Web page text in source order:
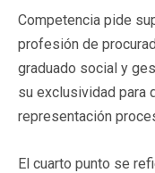
Competencia pide
profesión de
graduado social y
su exclusividad para
representación
El cuarto punto se